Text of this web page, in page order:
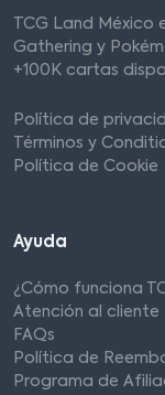
TCG Land México
Gathering y
+100K cartas
Política de
Términos y
Política de Cookie
Ayuda
¿Cómo funciona
Atención al cliente
FAQs
Política de
Programa de